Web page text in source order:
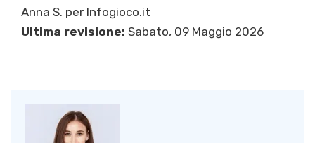
Anna S. per Infogioco.it
Ultima revisione: Sabato, 09 Maggio 2026